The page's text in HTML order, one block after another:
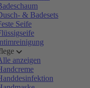
& Badesets
Seife
anzeigen